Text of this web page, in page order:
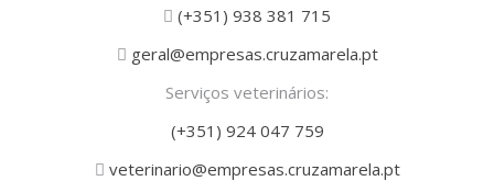
(+351) 938 381 715
geral@empresas.cruzamarela.pt
Serviços veterinários:
(+351) 924 047 759
veterinario@empresas.cruzamarela.pt